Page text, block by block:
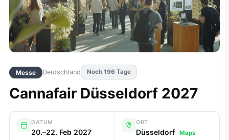
Messe Deutschland Noch 196 Tage
Cannafair Düsseldorf 2027
DATUM
20.–22. Feb 2027
ORT
Düsseldorf Maps